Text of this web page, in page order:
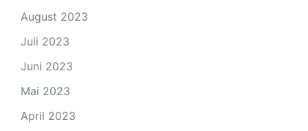
August 2023
Juli 2023
Juni 2023
Mai 2023
April 2023